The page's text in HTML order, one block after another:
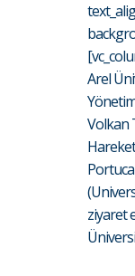
Arel
Volkan
ziyaret